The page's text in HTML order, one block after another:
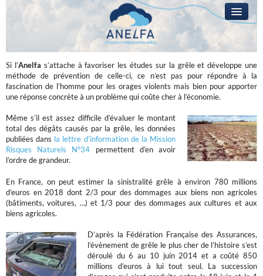
L’ANELFA
CAMPAGNE
LA GRÊLE
PRÉVENTION
RÉSEAUX
QUESTIONS ?
Si l’Anelfa s’attache à favoriser les études sur la grêle et développe une
méthode de prévention de celle-ci, ce n’est pas pour répondre à la
fascination de l’homme pour les orages violents mais bien pour apporter
une réponse concrète à un problème qui coûte cher à l’économie.
Même s’il est assez difficile d’évaluer le montant
total des dégâts causés par la grêle, les données
publiées dans la lettre d’information de la Mission
Risques Naturels N°34 permettent d’en avoir
l’ordre de grandeur.
En France, on peut estimer la sinistralité grêle à environ 780 millions
d’euros en 2018 dont 2/3 pour des dommages aux biens non agricoles
(bâtiments, voitures, …) et 1/3 pour des dommages aux cultures et aux
biens agricoles.
D’après la Fédération Française des Assurances,
l’évènement de grêle le plus cher de l’histoire s’est
déroulé du 6 au 10 juin 2014 et a coûté 850
millions d’euros à lui tout seul. La succession